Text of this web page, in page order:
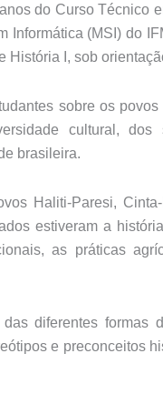
do Curso Técnico
Informática (MSI) do
I, sob
sobre os
cultural,
brasileira.
Haliti-Paresi,
estiveram a
as práticas
diferentes formas
e preconceitos